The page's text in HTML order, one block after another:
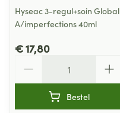
Hyseac 3-regul+soin Global
A/imperfections 40ml
€ 17,80
Bestel